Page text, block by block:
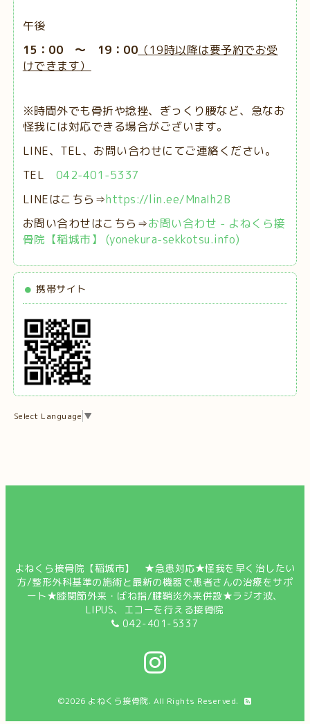
午後
15：00 ～ 19：00 （19時以降は要予約でお受
けできます）
※時間外でも骨折や捻挫、ぎっくり腰など、急なお
怪我には対応できる場合がございます。
LINE、TEL、お問い合わせにてご連絡ください。
TEL 042-401-5337
LINEはこちら⇒https://lin.ee/MnaIh2B
お問い合わせはこちら⇒お問い合わせ - よねくら接
骨院【稲城市】 (yonekura-sekkotsu.info)
携帯サイト
Select Language ▼
よねくら接骨院【稲城市】 ★急患対応★怪我を早く治したい
方/整形外科基準の施術と最新の機器で患者さんの治療をサポ
ート★膝関節外来・ばね指/腱鞘炎外来併設★ラジオ波、
LIPUS、エコーを行える接骨院
042-401-5337
©2026 よねくら接骨院. All Rights Reserved.